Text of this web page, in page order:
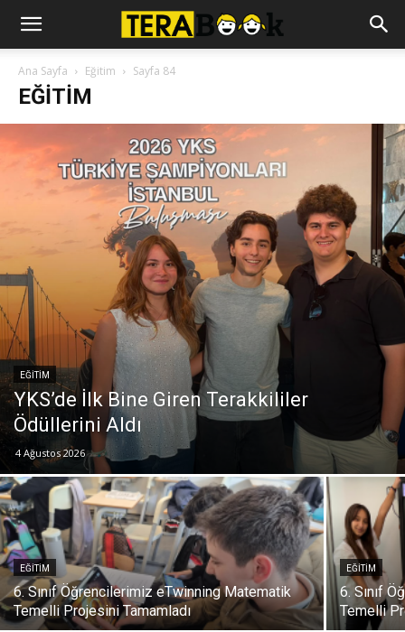
Ana Sayfa Eğitim Sayfa 84
EĞITIM
EĞITIM
YKS’de İlk Bine Giren Terakkililer
Ödüllerini Aldı
4 Ağustos 2026
EĞITIM
6. Sınıf Öğrencilerimiz eTwinning Matematik
Temelli Projesini Tamamladı
EĞITIM
6. Sınıf
Temelli